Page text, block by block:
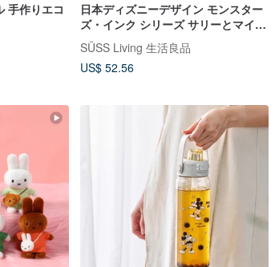
手作りエコ
日本ディズニーデザイン モンスター
ズ・インク シリーズ サリーとマイク
のスマホスタンド
SÜSS Living 生活良品
US$ 52.56